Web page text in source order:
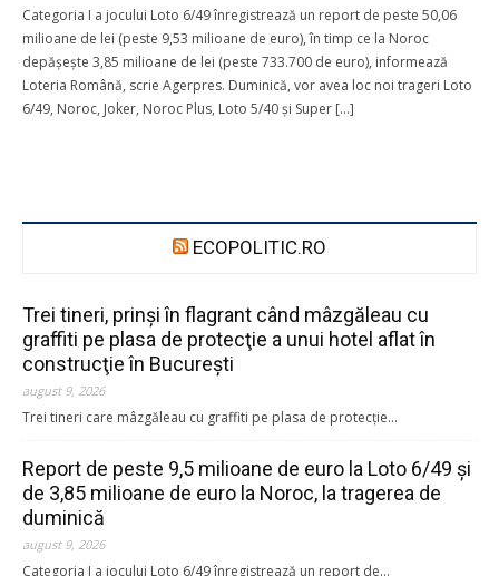
Categoria I a jocului Loto 6/49 înregistrează un report de peste 50,06
milioane de lei (peste 9,53 milioane de euro), în timp ce la Noroc
depăşeşte 3,85 milioane de lei (peste 733.700 de euro), informează
Loteria Română, scrie Agerpres. Duminică, vor avea loc noi trageri Loto
6/49, Noroc, Joker, Noroc Plus, Loto 5/40 şi Super […]
ECOPOLITIC.RO
Trei tineri, prinşi în flagrant când mâzgăleau cu
graffiti pe plasa de protecţie a unui hotel aflat în
construcţie în Bucureşti
august 9, 2026
Trei tineri care mâzgăleau cu graffiti pe plasa de protecţie...
Report de peste 9,5 milioane de euro la Loto 6/49 şi
de 3,85 milioane de euro la Noroc, la tragerea de
duminică
august 9, 2026
Categoria I a jocului Loto 6/49 înregistrează un report de...